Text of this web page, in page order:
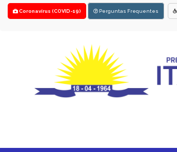
Coronavírus (COVID-19) Perguntas Frequentes